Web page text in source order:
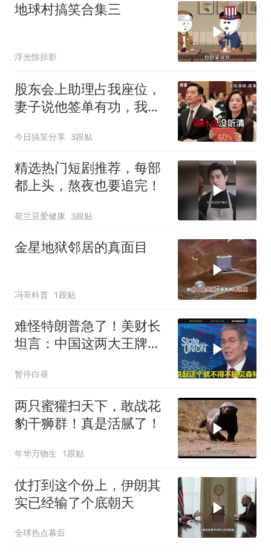
地球村搞笑合集三
浮光惊掠影
股东会上助理占我座位，
妻子说他签单有功，我抛
给他当
今日搞笑分享 3跟贴
精选热门短剧推荐，每部
都上头，熬夜也要追完！
荷兰豆爱健康 3跟贴
金星地狱邻居的真面目
冯哥科普 1跟贴
难怪特朗普急了！美财长
坦言：中国这两大王牌，
暂停白昼
两只蜜獾扫天下，敢战花
豹干狮群！真是活腻了！
年华万物生 1跟贴
仗打到这个份上，伊朗其
实已经输了个底朝天
全球热点幕后